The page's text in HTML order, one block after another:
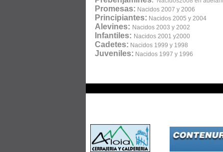
Promesas: Nacidos 2007 y 2006
Principiantes: Nacidos
Alevines: Nacidos 2003 y 2002
Infantiles: Nacidos
Cadetes: Nacidos 1999 y 1998
Juveniles: Nacidos 1997 y 1996